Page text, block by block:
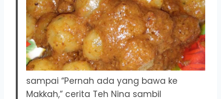
sampai “Pernah ada yang bawa ke
Makkah,” cerita Teh Nina sambil